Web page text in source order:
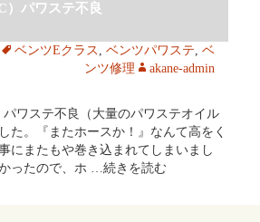
）パワステ不良
ベンツEクラス , ベンツパワステ, ベ
ンツ修理
akane-admin
パワステ不良（大量のパワステオイル
た。『またホースか！』なんて高をく
にまたもや巻き込まれてしまいまし
ったので、ホ …続きを読む